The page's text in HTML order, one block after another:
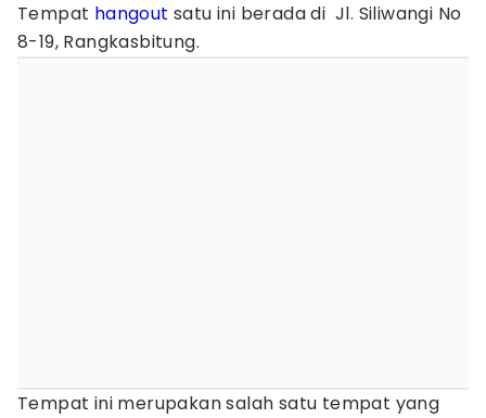
Tempat hangout satu ini berada di Jl. Siliwangi No
8-19, Rangkasbitung.
Tempat ini merupakan salah satu tempat yang